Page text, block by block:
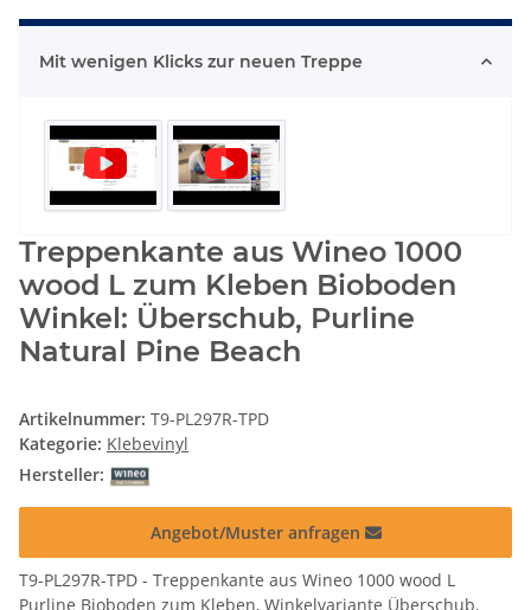
Mit wenigen Klicks zur neuen Treppe
Treppenkante aus Wineo 1000
wood L zum Kleben Bioboden
Winkel: Überschub, Purline
Natural Pine Beach
Artikelnummer: T9-PL297R-TPD
Kategorie: Klebevinyl
Hersteller:
Angebot/Muster anfragen
T9-PL297R-TPD - Treppenkante aus Wineo 1000 wood L
Purline Bioboden zum Kleben, Winkelvariante Überschub,